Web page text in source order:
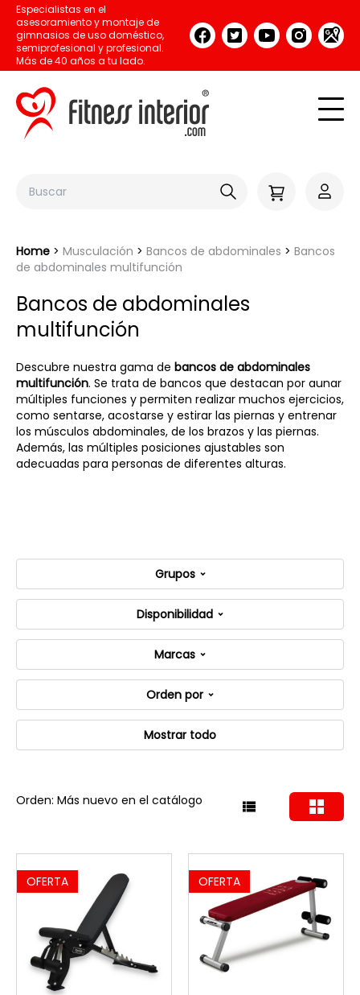
Especialistas en el
asesoramiento y montaje de
gimnasios de uso doméstico,
semiprofesional y profesional.
Más de 40 años a tu lado.
Home Musculación Bancos de abdominales
Bancos
de abdominales multifunción
Bancos de abdominales
multifunción
Descubre nuestra gama de bancos de abdominales
multifunción. Se trata de bancos que destacan por aunar
múltiples funciones y permiten realizar muchos ejercicios,
como sentarse, acostarse y estirar las piernas y entrenar
los músculos abdominales, de los brazos y las piernas.
Además, las múltiples posiciones ajustables son
adecuadas para personas de diferentes alturas.
Grupos
Disponibilidad
Marcas
Orden por
Mostrar todo
Orden: Más nuevo en el catálogo
OFERTA OFERTA